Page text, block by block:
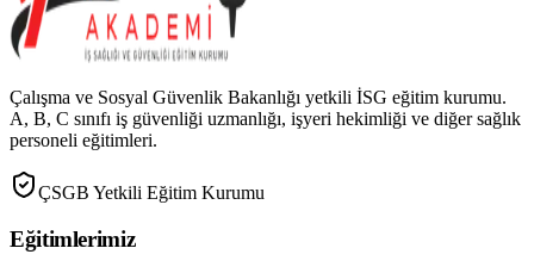
Çalışma ve Sosyal Güvenlik Bakanlığı yetkili İSG eğitim kurumu.
A, B, C sınıfı iş güvenliği uzmanlığı, işyeri hekimliği ve diğer sağlık
personeli eğitimleri.
ÇSGB Yetkili Eğitim Kurumu
Eğitimlerimiz